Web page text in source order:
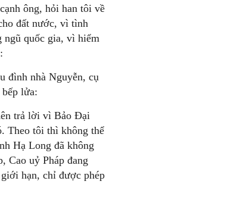
ông, hỏi han tôi về
đất nước, vì tình
ngũ quốc gia, vì hiểm
đình nhà Nguyễn, cụ
lửa:
trả lời vì Bảo Đại
Theo tôi thì không thể
Hạ Long đã không
Cao uỷ Pháp đang
hạn, chỉ được phép